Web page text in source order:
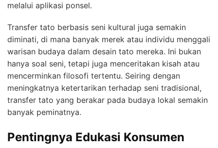
melalui aplikasi ponsel.
Transfer tato berbasis seni kultural juga semakin
diminati, di mana banyak merek atau individu menggali
warisan budaya dalam desain tato mereka. Ini bukan
hanya soal seni, tetapi juga menceritakan kisah atau
mencerminkan filosofi tertentu. Seiring dengan
meningkatnya ketertarikan terhadap seni tradisional,
transfer tato yang berakar pada budaya lokal semakin
banyak peminatnya.
Pentingnya Edukasi Konsumen